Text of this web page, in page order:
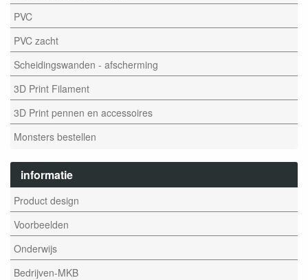
PVC
PVC zacht
Scheidingswanden - afscherming
3D Print Filament
3D Print pennen en accessoires
Monsters bestellen
informatie
Product design
Voorbeelden
Onderwijs
Bedrijven-MKB